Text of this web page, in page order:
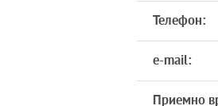
Телефон:
e-mail:
Приемно